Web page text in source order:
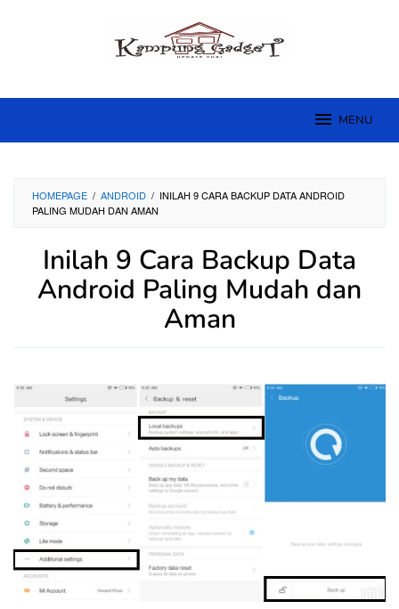
MENU
HOMEPAGE / ANDROID / INILAH 9 CARA BACKUP DATA ANDROID
PALING MUDAH DAN AMAN
Inilah 9 Cara Backup Data
Android Paling Mudah dan
Aman